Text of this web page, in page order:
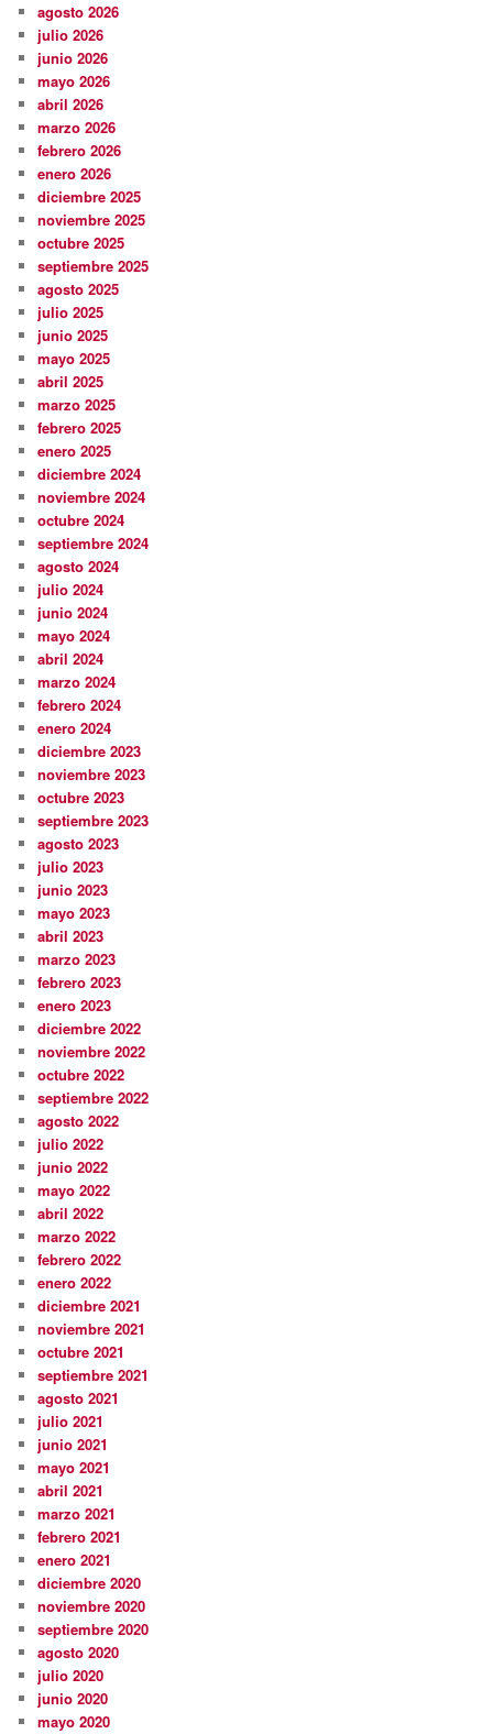
agosto 2026
julio 2026
junio 2026
mayo 2026
abril 2026
marzo 2026
febrero 2026
enero 2026
diciembre 2025
noviembre 2025
octubre 2025
septiembre 2025
agosto 2025
julio 2025
junio 2025
mayo 2025
abril 2025
marzo 2025
febrero 2025
enero 2025
diciembre 2024
noviembre 2024
octubre 2024
septiembre 2024
agosto 2024
julio 2024
junio 2024
mayo 2024
abril 2024
marzo 2024
febrero 2024
enero 2024
diciembre 2023
noviembre 2023
octubre 2023
septiembre 2023
agosto 2023
julio 2023
junio 2023
mayo 2023
abril 2023
marzo 2023
febrero 2023
enero 2023
diciembre 2022
noviembre 2022
octubre 2022
septiembre 2022
agosto 2022
julio 2022
junio 2022
mayo 2022
abril 2022
marzo 2022
febrero 2022
enero 2022
diciembre 2021
noviembre 2021
octubre 2021
septiembre 2021
agosto 2021
julio 2021
junio 2021
mayo 2021
abril 2021
marzo 2021
febrero 2021
enero 2021
diciembre 2020
noviembre 2020
septiembre 2020
agosto 2020
julio 2020
junio 2020
mayo 2020